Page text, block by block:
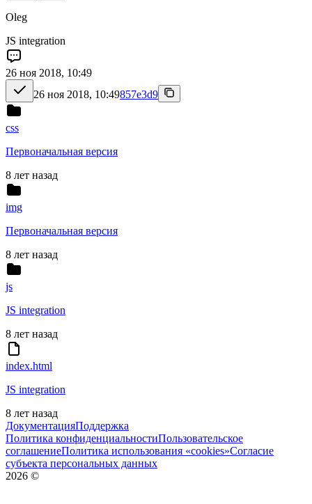
Oleg
JS integration
26 ноя 2018, 10:49
26 ноя 2018, 10:49857e3d9
css
Первоначальная версия
8 лет назад
img
Первоначальная версия
8 лет назад
js
JS integration
8 лет назад
index.html
JS integration
8 лет назад
ДокументацияПоддержка
Политика конфиденциальностиПользовательское
соглашениеПолитика использования «cookies»Согласие
субъекта персональных данных
2026 ©